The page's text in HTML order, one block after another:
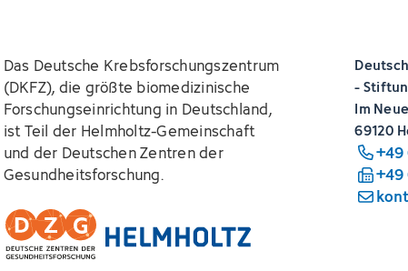
Das Deutsche Krebsforschungszentrum
(DKFZ), die größte biomedizinische
Forschungseinrichtung in Deutschland,
ist Teil der Helmholtz-Gemeinschaft
und der Deutschen Zentren der
Gesundheitsforschung.
-
Im
69120
+49
+49